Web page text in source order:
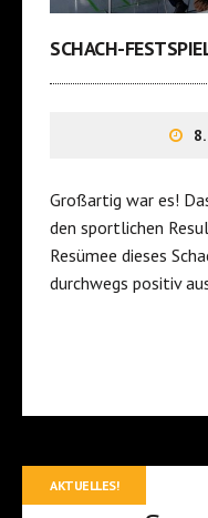
SCHACH-
Großartig war es!
den sportlichen
Resümee dieses
durchwegs positiv
AKTUELLES!